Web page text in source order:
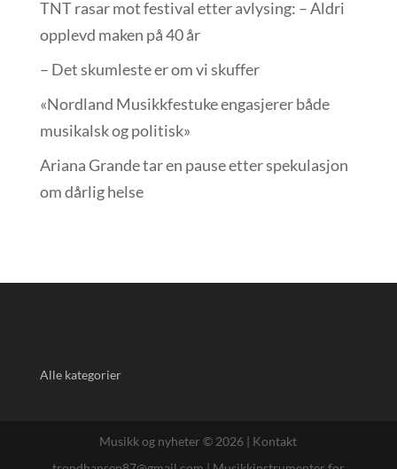
TNT rasar mot festival etter avlysing: – Aldri
opplevd maken på 40 år
– Det skumleste er om vi skuffer
«Nordland Musikkfest­uke engasjerer både
musikalsk og politisk»
Ariana Grande tar en pause etter spekulasjon
om dårlig helse
Alle kategorier
Musikk og nyheter © 2026 | Kontakt